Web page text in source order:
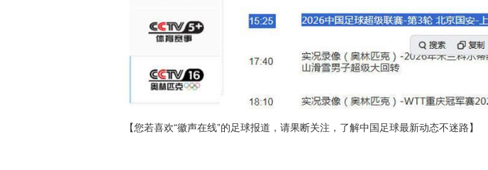
【您若喜欢“徽声在线”的足球报道，请果断关注，了解中国足球最新动态不迷路】